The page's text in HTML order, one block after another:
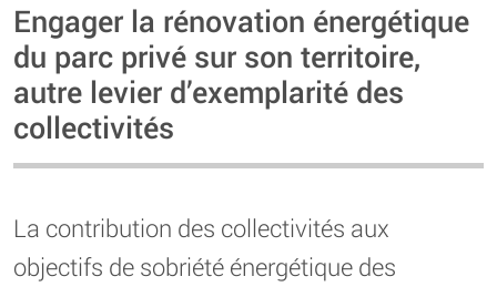
Engager la rénovation énergétique
du parc privé sur son territoire,
autre levier d’exemplarité des
collectivités
La contribution des collectivités aux
objectifs de sobriété énergétique des